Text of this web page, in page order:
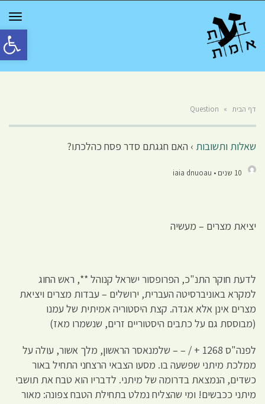
פתח
דף הבית »
Question
שאלות ותשובות› האם חגגתם סדר פסח כהלכתו?
10 שנים • iaia dnuoau
יציאת מצרים – מעשיה
לדעת חוקר התנ"כ, הפרופסור ישראל קנוהל **, ראש החוג
למקרא באוניברסיטה העברית, ירושלים – עבדות מצרים ויציאת
מצרים אינן אלא אגדה. קצת היסטוריה אמיתית של עמנו
(מבוססת גם על כתבים היסטוריים זרים, שנשמרו מאז)
לפנה"ס 1268 + / – – שלמנאסר הראשון, מלך אשור, עולה על
ממלכת מיתני שפשעה בו. מסעו הצבאי הרצחני התחיל באור
כשדים, הנמצאת בדרומה של מיתני. לדבריו הוא טבח את תושבי
מיתני ככבשים! ומי שהצליח נמלט בתחילת הטבח צפונה: מאור